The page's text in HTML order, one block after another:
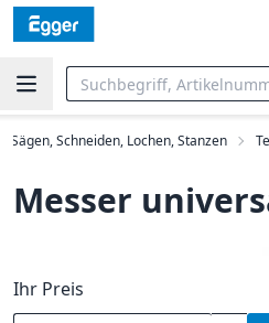
Sägen, Schneiden, Lochen, Stanzen
Messer
Ihr Preis